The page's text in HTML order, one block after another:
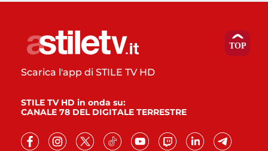
Scarica l'app di STILE TV HD
STILE TV HD in onda su:
CANALE 78 DEL DIGITALE TERRESTRE